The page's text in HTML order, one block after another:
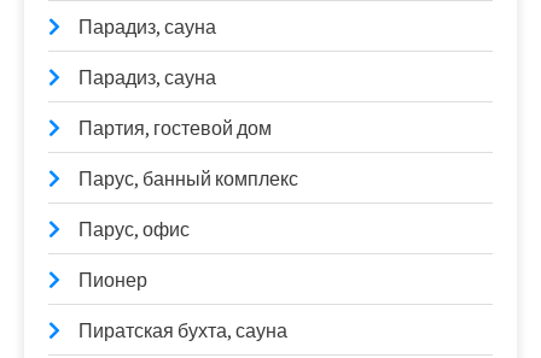
Парадиз, сауна
Парадиз, сауна
Партия, гостевой дом
Парус, банный комплекс
Парус, офис
Пионер
Пиратская бухта, сауна